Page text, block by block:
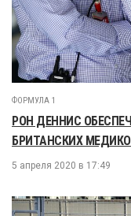
ФОРМУЛА 1
РОН ДЕННИС
БРИТАНСКИХ
5 апреля 2020 в 17:49